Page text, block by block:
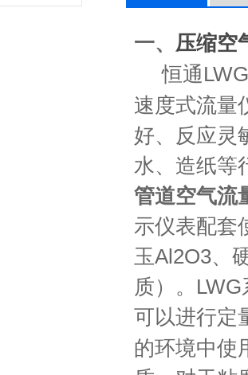
一、 压缩空
恒通
速度式流量
好、反应灵
水、造纸等
管道空气流
示仪表配套
玉Al 2O3、
质）。
可以进行定
的环境中使